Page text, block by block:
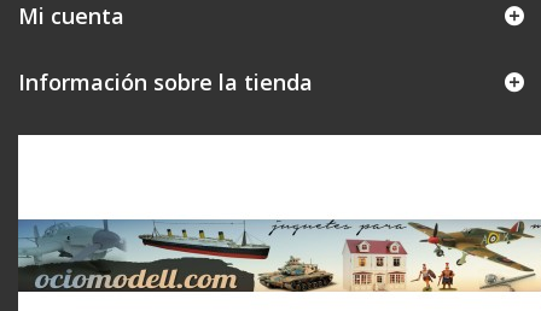
Mi cuenta
Información sobre la tienda